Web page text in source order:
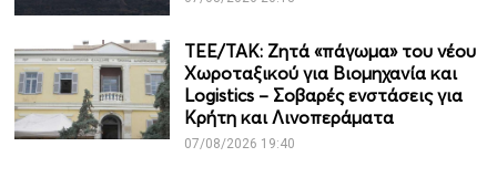
ΤΕΕ/ΤΑΚ: Ζητά «πάγωμα» του νέου
Χωροταξικού για Βιομηχανία και
Logistics – Σοβαρές ενστάσεις για
Κρήτη και Λινοπεράματα
07/08/2026 19:40